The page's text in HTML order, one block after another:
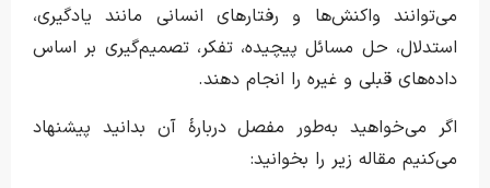
می‌توانند واکنش‌ها و رفتارهای انسانی مانند یادگیری،
استدلال، حل مسائل پیچیده، تفکر، تصمیم‌گیری بر اساس
داده‌های قبلی و غیره را انجام دهند.
اگر می‌خواهید به‌طور مفصل دربارهٔ آن بدانید پیشنهاد
می‌کنیم مقاله زیر را بخوانید: